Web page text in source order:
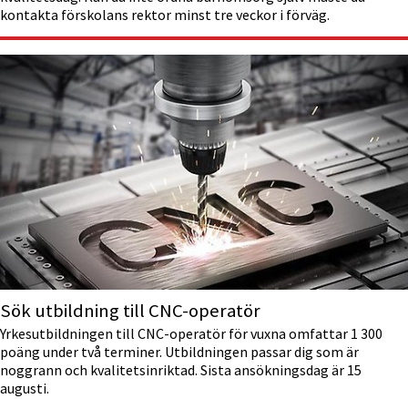
kontakta förskolans rektor minst tre veckor i förväg.
Sök utbildning till CNC-operatör
Yrkesutbildningen till CNC-operatör för vuxna omfattar 1 300
poäng under två terminer. Utbildningen passar dig som är
noggrann och kvalitetsinriktad. Sista ansökningsdag är 15
augusti.